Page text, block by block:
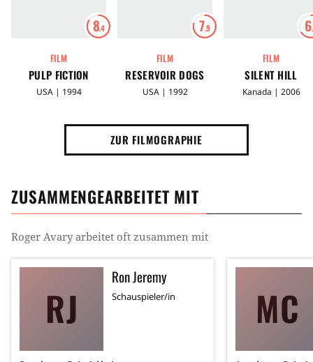
8.4
FILM
PULP FICTION
USA | 1994
7.9
FILM
RESERVOIR DOGS
USA | 1992
6
FILM
SILENT HILL
Kanada | 2006
ZUR FILMOGRAPHIE
ZUSAMMENGEARBEITET MIT
Roger Avaryarbeitet oft zusammen mit
RJ
Ron Jeremy
Schauspieler/in MC